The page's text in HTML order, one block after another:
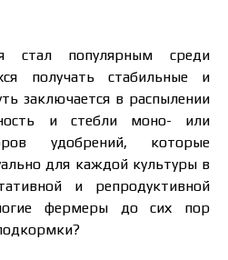
стал популярным среди
получать стабильные и
заключается в распылении
и стебли моно- или
удобрений, которые
для каждой культуры в
и репродуктивной
фермеры до сих пор